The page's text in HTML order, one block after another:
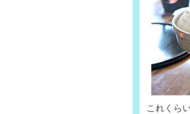
これくら